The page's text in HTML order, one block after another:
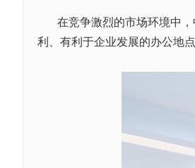
在竞争激烈的市场环境中
利、有利于企业发展的办公地